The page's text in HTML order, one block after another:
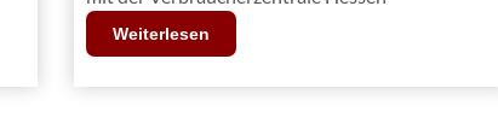
Weiterlesen